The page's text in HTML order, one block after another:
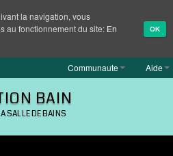
Communaute Aide
BAIN
SALLE DE BAINS
la navigation, vous
au fonctionnement du site: En
OK